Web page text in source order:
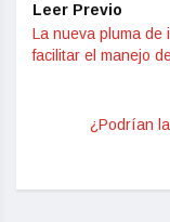
Leer Previo
La nueva pluma de
facilitar el manejo
¿Podrían